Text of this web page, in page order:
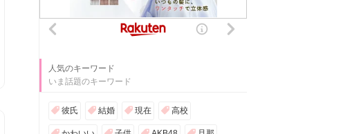
人気のキーワード
いま話題のキーワード
彼氏 結婚 現在 高校